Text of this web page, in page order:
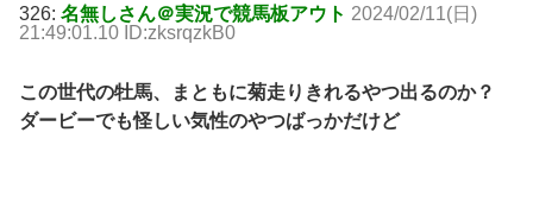
326: 名無しさん＠実況で競馬板アウト 2024/02/11(日)
21:49:01.10 ID:zksrqzkB0
この世代の牡馬、まともに菊走りきれるやつ出るのか？
ダービーでも怪しい気性のやつばっかだけど